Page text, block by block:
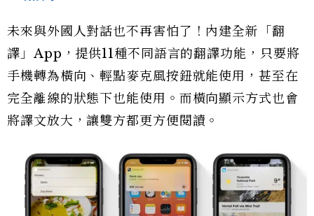
未來與外國人對話也不再害怕了！內建全新「翻
譯」App，提供11種不同語言的翻譯功能，只要將
手機轉為橫向、輕點麥克風按鈕就能使用，甚至在
完全離線的狀態下也能使用。而橫向顯示方式也會
將譯文放大，讓雙方都更方便閱讀。